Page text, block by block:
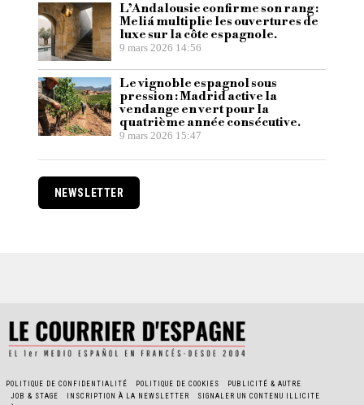
L’Andalousie confirme son rang :
Meliá multiplie les ouvertures de
luxe sur la côte espagnole.
9 mars 2026 14:56
Le vignoble espagnol sous
pression : Madrid active la
vendange en vert pour la
quatrième année consécutive.
9 mars 2026 15:47
NEWSLETTER
POLITIQUE DE CONFIDENTIALITÉ POLITIQUE DE COOKIES
PUBLICITÉ & AUTRE
JOB & STAGE
INSCRIPTION À LA NEWSLETTER
SIGNALER UN CONTENU ILLICITE